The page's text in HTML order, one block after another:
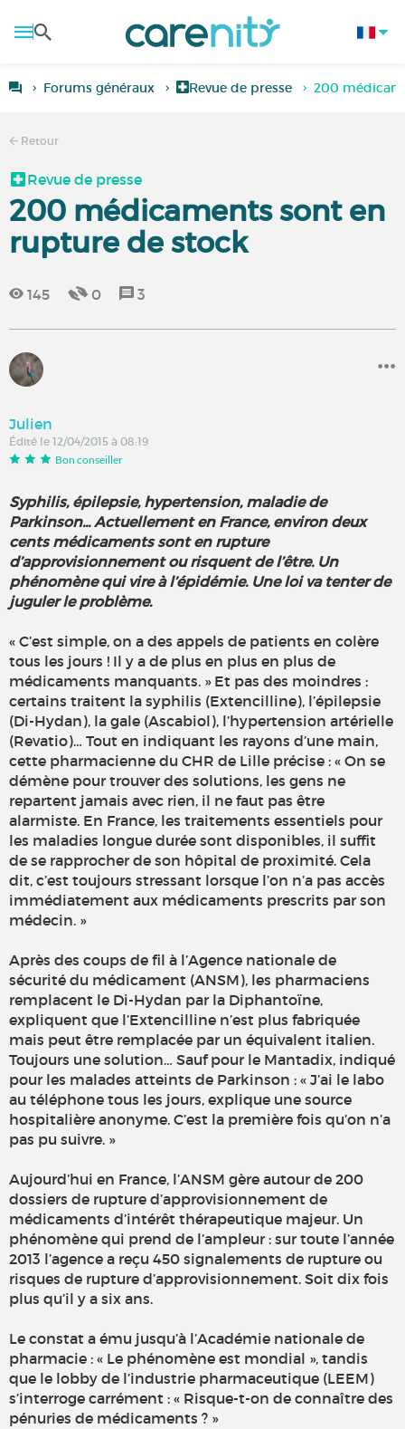
Forums généraux Revue de presse 200
Retour
Revue de presse
200 médicaments sont en
rupture de stock
145 0 3
Julien
Édité le 12/04/2015 à 08:19
Bon conseiller
Syphilis, épilepsie, hypertension, maladie de
Parkinson... Actuellement en France, environ deux
cents médicaments sont en rupture
d’approvisionnement ou risquent de l’être. Un
phénomène qui vire à l’épidémie. Une loi va tenter de
juguler le problème.
« C’est simple, on a des appels de patients en colère
tous les jours ! Il y a de plus en plus en plus de
médicaments manquants. » Et pas des moindres :
certains traitent la syphilis (Extencilline), l’épilepsie
(Di-Hydan), la gale (Ascabiol), l’hypertension artérielle
(Revatio)… Tout en indiquant les rayons d’une main,
cette pharmacienne du CHR de Lille précise : « On se
démène pour trouver des solutions, les gens ne
repartent jamais avec rien, il ne faut pas être
alarmiste. En France, les traitements essentiels pour
les maladies longue durée sont disponibles, il suffit
de se rapprocher de son hôpital de proximité. Cela
dit, c’est toujours stressant lorsque l’on n’a pas accès
immédiatement aux médicaments prescrits par son
médecin. »
Après des coups de fil à l’Agence nationale de
sécurité du médicament (ANSM), les pharmaciens
remplacent le Di-Hydan par la Diphantoïne,
expliquent que l’Extencilline n’est plus fabriquée
mais peut être remplacée par un équivalent italien.
Toujours une solution… Sauf pour le Mantadix, indiqué
pour les malades atteints de Parkinson : « J’ai le labo
au téléphone tous les jours, explique une source
hospitalière anonyme. C’est la première fois qu’on n’a
pas pu suivre. »
Aujourd’hui en France, l’ANSM gère autour de 200
dossiers de rupture d’approvisionnement de
médicaments d’intérêt thérapeutique majeur. Un
phénomène qui prend de l’ampleur : sur toute l’année
2013 l’agence a reçu 450 signalements de rupture ou
risques de rupture d’approvisionnement. Soit dix fois
plus qu’il y a six ans.
Le constat a ému jusqu’à l’Académie nationale de
pharmacie : « Le phénomène est mondial », tandis
que le lobby de l’industrie pharmaceutique (LEEM)
s’interroge carrément : « Risque-t-on de connaître des
pénuries de médicaments ? »